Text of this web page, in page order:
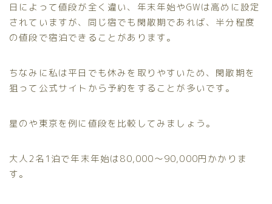
日によって値段が全く違い、年末年始やGWは高めに設定
されていますが、同じ宿でも閑散期であれば、半分程度
の値段で宿泊できることがあります。
ちなみに私は平日でも休みを取りやすいため、閑散期を
狙って公式サイトから予約をすることが多いです。
星のや東京を例に値段を比較してみましょう。
大人2名1泊で年末年始は80,000〜90,000円かかりま
す。